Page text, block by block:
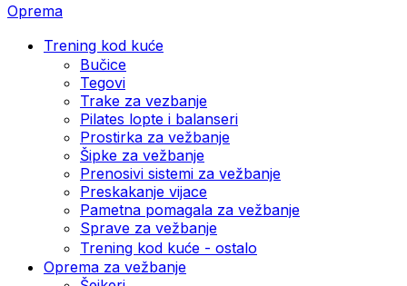
Oprema
Trening kod kuće
Bučice
Tegovi
Trake za vezbanje
Pilates lopte i balanseri
Prostirka za vežbanje
Šipke za vežbanje
Prenosivi sistemi za vežbanje
Preskakanje vijace
Pametna pomagala za vežbanje
Sprave za vežbanje
Trening kod kuće - ostalo
Oprema za vežbanje